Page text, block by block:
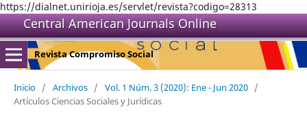
https://dialnet.unirioja.es/servlet/revista?codigo=28313
Central American Journals Online
Revista Compromiso Social
Inicio / Archivos / Vol. 1 Núm. 3 (2020): Ene - Jun 2020 /
Artículos Ciencias Sociales y Jurídicas